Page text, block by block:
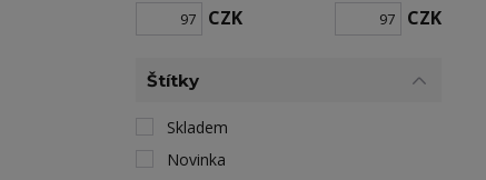
CZK CZK
Štítky
Skladem
Novinka